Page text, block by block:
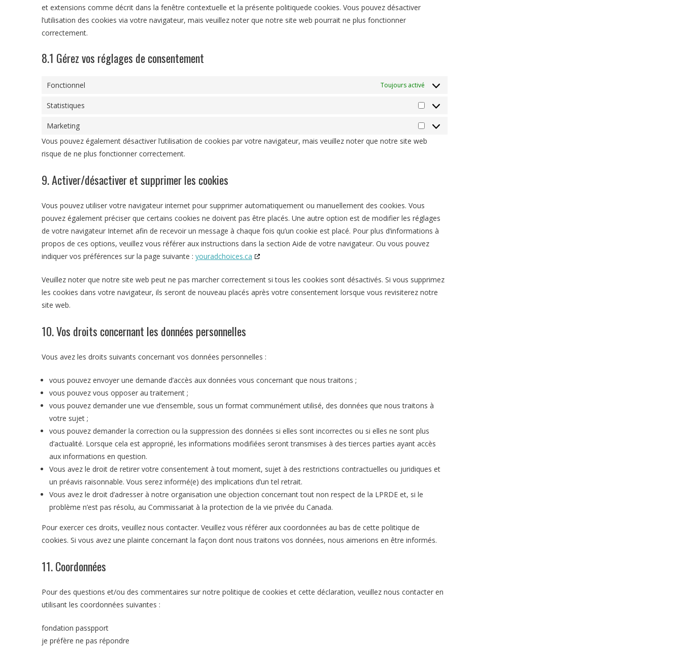
et extensions comme décrit dans la fenêtre contextuelle et la présente politiquede cookies. Vous pouvez désactiver
l’utilisation des cookies via votre navigateur, mais veuillez noter que notre site web pourrait ne plus fonctionner
correctement.
8.1 Gérez vos réglages de consentement
Fonctionnel Toujours activé
Statistiques
Statistiques
Marketing
Marketing
Vous pouvez également désactiver l’utilisation de cookies par votre navigateur, mais veuillez noter que notre site web
risque de ne plus fonctionner correctement.
9. Activer/désactiver et supprimer les cookies
Vous pouvez utiliser votre navigateur internet pour supprimer automatiquement ou manuellement des cookies. Vous
pouvez également préciser que certains cookies ne doivent pas être placés. Une autre option est de modifier les réglages
de votre navigateur Internet afin de recevoir un message à chaque fois qu’un cookie est placé. Pour plus d’informations à
propos de ces options, veuillez vous référer aux instructions dans la section Aide de votre navigateur. Ou vous pouvez
indiquer vos préférences sur la page suivante : youradchoices.ca
Veuillez noter que notre site web peut ne pas marcher correctement si tous les cookies sont désactivés. Si vous supprimez
les cookies dans votre navigateur, ils seront de nouveau placés après votre consentement lorsque vous revisiterez notre
site web.
10. Vos droits concernant les données personnelles
Vous avez les droits suivants concernant vos données personnelles :
vous pouvez envoyer une demande d’accès aux données vous concernant que nous traitons ;
vous pouvez vous opposer au traitement ;
vous pouvez demander une vue d’ensemble, sous un format communément utilisé, des données que nous traitons à
votre sujet ;
vous pouvez demander la correction ou la suppression des données si elles sont incorrectes ou si elles ne sont plus
d’actualité. Lorsque cela est approprié, les informations modifiées seront transmises à des tierces parties ayant accès
aux informations en question.
Vous avez le droit de retirer votre consentement à tout moment, sujet à des restrictions contractuelles ou juridiques et
un préavis raisonnable. Vous serez informé(e) des implications d’un tel retrait.
Vous avez le droit d’adresser à notre organisation une objection concernant tout non respect de la LPRDE et, si le
problème n’est pas résolu, au Commissariat à la protection de la vie privée du Canada.
Pour exercer ces droits, veuillez nous contacter. Veuillez vous référer aux coordonnées au bas de cette politique de
cookies. Si vous avez une plainte concernant la façon dont nous traitons vos données, nous aimerions en être informés.
11. Coordonnées
Pour des questions et/ou des commentaires sur notre politique de cookies et cette déclaration, veuillez nous contacter en
utilisant les coordonnées suivantes :
fondation passpport
je préfère ne pas répondre